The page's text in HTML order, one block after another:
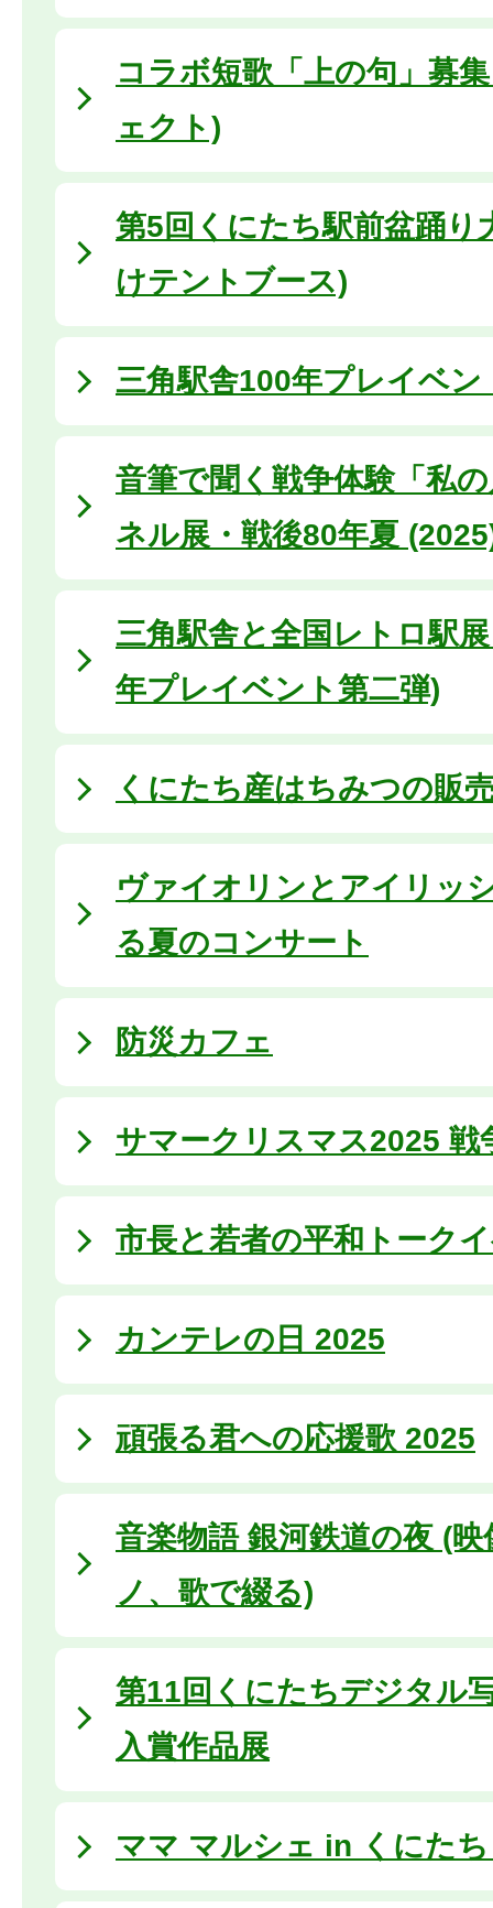
コラボ短歌「上の句」募
ェクト)
第5回くにたち駅前盆踊り
けテントブース)
三角駅舎100年プレイベン
音筆で聞く戦争体験「私
ネル展・戦後80年夏
三角駅舎と全国レトロ駅
年プレイベント第二弾)
くにたち産はちみつの販
ヴァイオリンとアイリッ
る夏のコンサート
防災カフェ
サマークリスマス2025 戦
市長と若者の平和トーク
カンテレの日 2025
頑張る君への応援歌 2025
音楽物語 銀河鉄道の夜 (
ノ、歌で綴る)
第11回くにたちデジタル
入賞作品展
ママ マルシェ in くにた